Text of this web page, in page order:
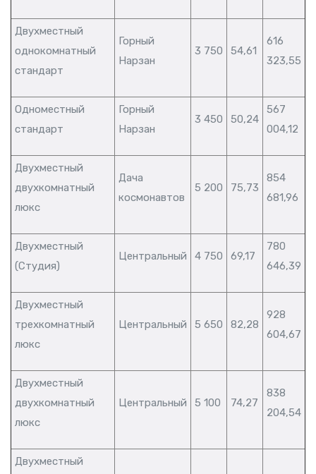
Двухместный
однокомнатный
стандарт
Горный
Нарзан
3 750 54,61
616
323,55
Одноместный
стандарт
Горный
Нарзан
3 450 50,24
567
004,12
Двухместный
двухкомнатный
люкс
Дача
космонавтов
5 200 75,73
854
681,96
Двухместный
(Студия)
Центральный 4 750 69,17
780
646,39
Двухместный
трехкомнатный
люкс
Центральный 5 650 82,28
928
604,67
Двухместный
двухкомнатный
люкс
Центральный 5 100 74,27
838
204,54
Двухместный